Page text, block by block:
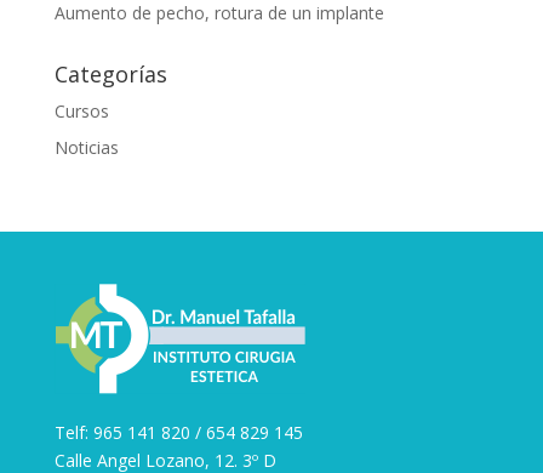
Aumento de pecho, rotura de un implante
Categorías
Cursos
Noticias
Telf: 965 141 820 / 654 829 145
Calle Angel Lozano, 12. 3º D